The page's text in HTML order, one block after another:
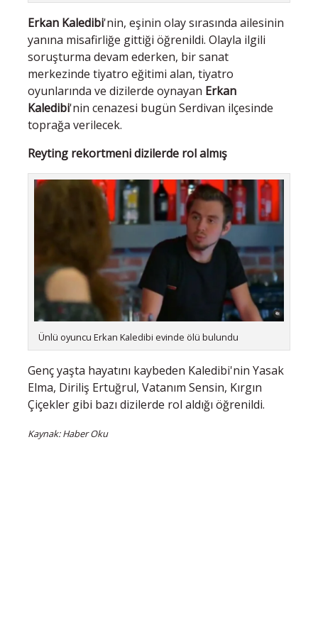
Erkan Kaledibi'nin, eşinin olay sırasında ailesinin
yanına misafirliğe gittiği öğrenildi. Olayla ilgili
soruşturma devam ederken, bir sanat
merkezinde tiyatro eğitimi alan, tiyatro
oyunlarında ve dizilerde oynayan Erkan
Kaledibi'nin cenazesi bugün Serdivan ilçesinde
toprağa verilecek.
Reyting rekortmeni dizilerde rol almış
Ünlü oyuncu Erkan Kaledibi evinde ölü bulundu
Genç yaşta hayatını kaybeden Kaledibi'nin Yasak
Elma, Diriliş Ertuğrul, Vatanım Sensin, Kırgın
Çiçekler gibi bazı dizilerde rol aldığı öğrenildi.
Kaynak: Haber Oku